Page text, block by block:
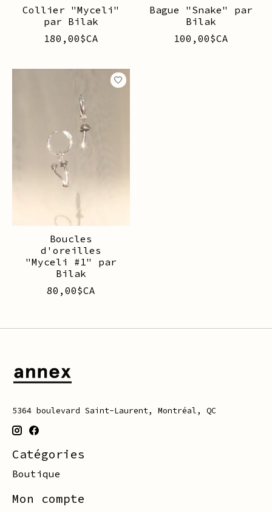
Collier "Myceli"
par Bilak
180,00$CA
Bague "Snake" par
Bilak
100,00$CA
Boucles
d'oreilles
"Myceli #1" par
Bilak
80,00$CA
5364 boulevard Saint-Laurent, Montréal, QC
Catégories
Boutique
Mon compte